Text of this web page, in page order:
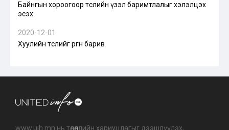
Байнгын хороогоор төслийн үзэл баримтлалыг хэлэлцэх
эсэх
2020-12-01
Хуулийн төслийг өргөн барив
www.uih.mn нь төлөөллийн хариуцлагыг дээшлүүлэх,